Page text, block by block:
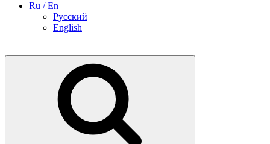
Ru / En
Русский
English